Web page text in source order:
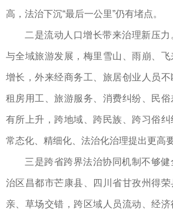
高，法治下沉“最后一公里”仍有堵点。
二是流动人口增长带来治理新压
与全域旅游发展，梅里雪山、雨崩、
增长，外来经商务工、旅居创业人员不
租房用工、旅游服务、消费纠纷、民
有所上升，跨地域、跨民族、跨习俗
常态化、精细化、法治化治理提出更高要
三是跨省跨界法治协同机制不够
治区昌都市芒康县、四川省甘孜州得
亲、草场交错，跨区域人员流动、经